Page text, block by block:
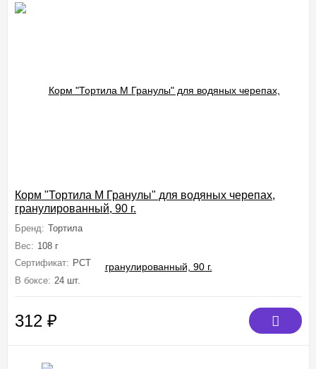
Корм "Тортила М Гранулы" для водяных черепах,
гранулированный, 90 г.
Бренд: Тортила
Вес: 108 г
Сертификат: РСТ
В боксе: 24 шт.
312 ₽